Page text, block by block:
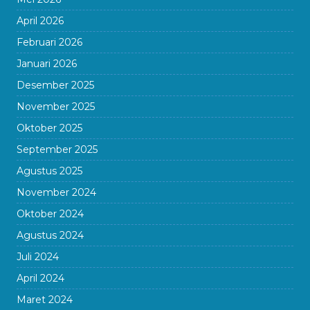
April 2026
Februari 2026
Januari 2026
Desember 2025
November 2025
Oktober 2025
September 2025
Agustus 2025
November 2024
Oktober 2024
Agustus 2024
Juli 2024
April 2024
Maret 2024